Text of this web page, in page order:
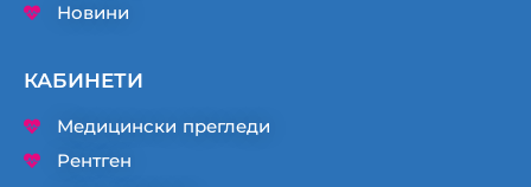
Новини
КАБИНЕТИ
Медицински прегледи
Рентген